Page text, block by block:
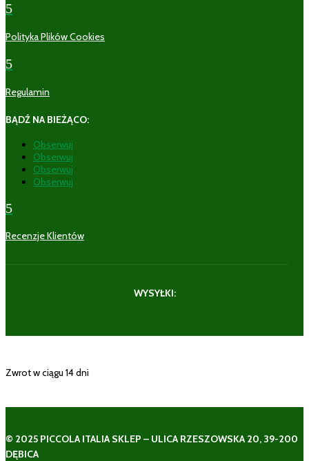
5
Polityka Plików Cookies
5
Regulamin
BĄDŹ NA BIEŻĄCO:
Obserwuj
Obserwuj
Obserwuj
Obserwuj
5
Recenzje Klientów
WYSYŁKI:
Zwrot w ciągu 14 dni
© 2025 PICCOLA ITALIA SKLEP – ULICA RZESZOWSKA 20, 39-200
DĘBICA